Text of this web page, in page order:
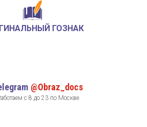
ГОЗНАК
@Obraz_docs
с 8 до 23 по Москве